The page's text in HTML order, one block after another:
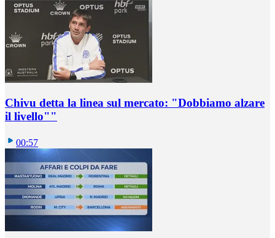
Chivu detta la linea sul mercato: "Dobbiamo alzare
il livello""
00:57